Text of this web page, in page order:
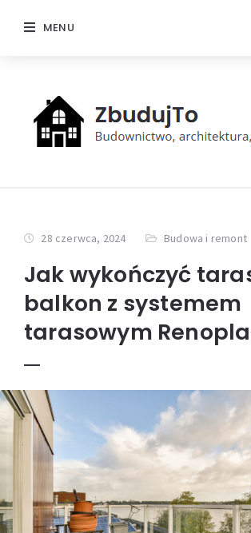
MENU
28 czerwca, 2024 Budowa i remont
Jak wykończyć
balkon z systemem
tarasowym